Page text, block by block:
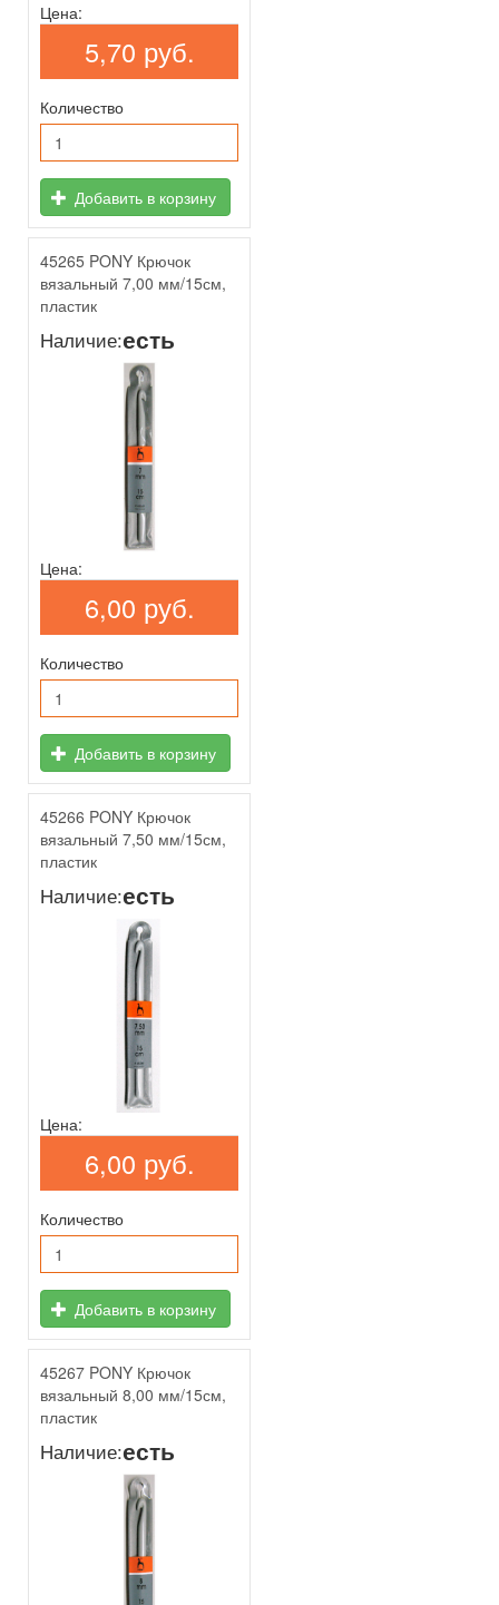
Цена:
5,70 руб.
Количество
Добавить в корзину
45265 PONY Крючок
вязальный 7,00 мм/15см,
пластик
Наличие:есть
Цена:
6,00 руб.
Количество
Добавить в корзину
45266 PONY Крючок
вязальный 7,50 мм/15см,
пластик
Наличие:есть
Цена:
6,00 руб.
Количество
Добавить в корзину
45267 PONY Крючок
вязальный 8,00 мм/15см,
пластик
Наличие:есть